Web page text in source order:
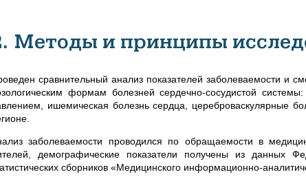
Методы и принципы
сравнительный анализ показателей заболеваемости и
формам болезней сердечно-сосудистой
ишемическая болезнь сердца, цереброваскулярные
заболеваемости проводился по обращаемости в
демографические показатели получены из данных
сборников «Медицинского информационно-